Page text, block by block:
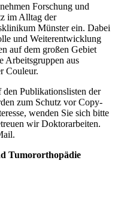
Forschung und
im Alltag der
Münster ein. Dabei
und Weiterentwicklung
auf dem großen Gebiet
Arbeitsgruppen aus
Couleur.
den Publikationslisten der
zum Schutz vor Copy-
wenden Sie sich bitte
wir Doktorarbeiten.
Tumororthopädie